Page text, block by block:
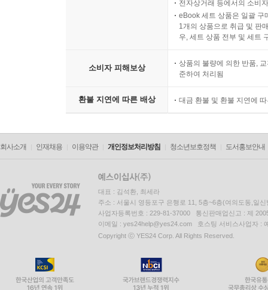
전자상거래 등에서의 소비
eBook 세트 상품은 일괄 구
1개의 상품으로 취급 및 판
우, 세트 상품 전부 및 세트
소비자 피해보상
상품의 불량에 의한 반품,
준하여 처리됨
환불 지연에 따른 배상 대금 환불 및 환불 지연에
회사소개 인재채용 이용약관 개인정보처리방침 청소년보호정책 도서홍보안내
대표 : 김석환, 최세라
주소 : 서울시 영등포구 은행로 11, 5층~6층(여의도동,일신
사업자등록번호 : 229-81-37000 통신판매업신고 : 제
이메일 : yes24help@yes24.com 호스팅 서비스사업자 :
Copyright ⓒ YES24 Corp. All Rights Reserved.